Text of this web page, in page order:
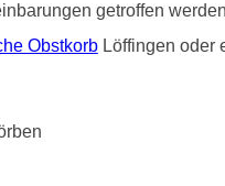
getroffen
ObstkorbLöffingen oder